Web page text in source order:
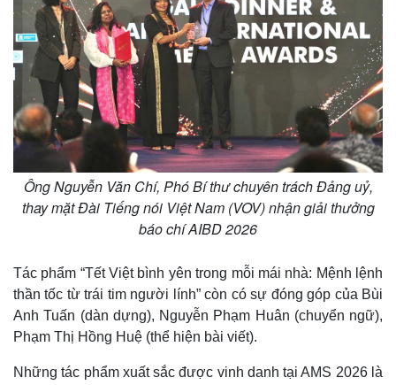
Ông Nguyễn Văn Chí, Phó Bí thư chuyên trách Đảng uỷ,
thay mặt Đài Tiếng nói Việt Nam (VOV) nhận giải thưởng
báo chí AIBD 2026
Tác phẩm “Tết Việt bình yên trong mỗi mái nhà: Mệnh lệnh
thần tốc từ trái tim người lính” còn có sự đóng góp của Bùi
Anh Tuấn (dàn dựng), Nguyễn Phạm Huân (chuyển ngữ),
Phạm Thị Hồng Huệ (thể hiện bài viết).
Những tác phẩm xuất sắc được vinh danh tại AMS 2026 là